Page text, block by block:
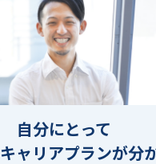
自分にとって
キャリアプランが分